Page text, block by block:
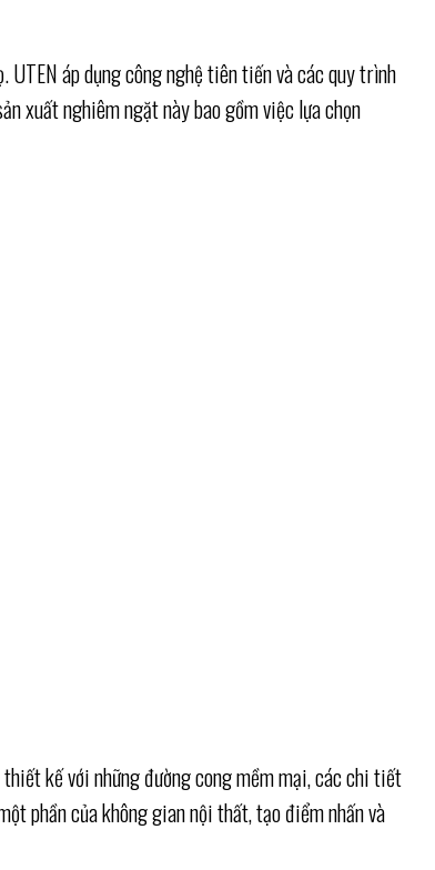
áp dụng công nghệ tiên tiến và các quy trình
xuất nghiêm ngặt này bao gồm việc lựa chọn
kế với những đường cong mềm mại, các chi tiết
phần của không gian nội thất, tạo điểm nhấn và